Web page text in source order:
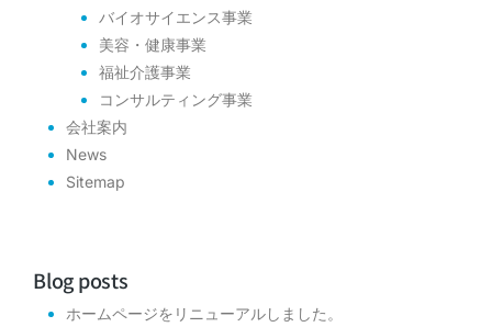
バイオサイエンス事業
美容・健康事業
福祉介護事業
コンサルティング事業
会社案内
News
Sitemap
Blog posts
ホームページをリニューアルしました。